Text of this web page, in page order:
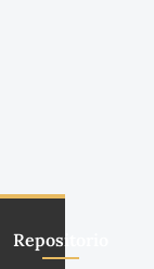
Repositorio